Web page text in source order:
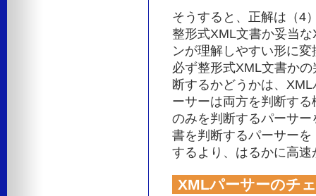
そうすると、正解は（4
整形式XML文書か妥当
ンが理解しやすい形に
必ず整形式XML文書か
断するかどうかは、
ーサーは両方を判断す
のみを判断するパーサ
書を判断するパーサー
するより、はるかに高
XMLパーサーのチ